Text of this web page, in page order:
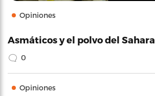
Opiniones
Asmáticos y el polvo del Sahara
0
Opiniones